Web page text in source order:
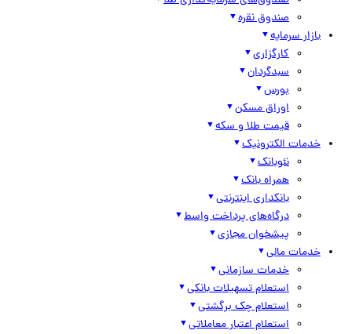
صندوق نقره
بازار سرمایه
کارگزاری
سبدگردان
بورس
اوراق مسکن
قیمت طلا و سکه
خدمات الکترونیک
نئوبانک
همراه بانک
بانکداری اینترنتی
درگاه‌های پرداخت واسط
پیشخوان مجازی
خدمات مالی
خدمات سازمانی
استعلام تسهیلات بانکی
استعلام چک برگشتی
استعلام اعتبار معاملاتی